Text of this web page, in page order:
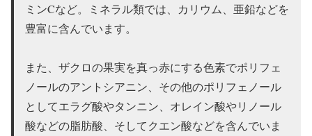
ミンCなど。ミネラル類では、カリウム、亜鉛などを
豊富に含んでいます。
また、ザクロの果実を真っ赤にする色素でポリフェ
ノールのアントシアニン、その他のポリフェノール
としてエラグ酸やタンニン、オレイン酸やリノール
酸などの脂肪酸、そしてクエン酸などを含んでいま